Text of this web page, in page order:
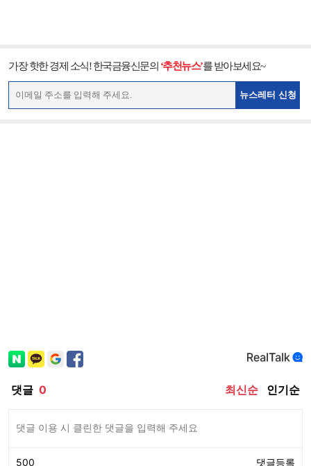
가장 핫한 경제 소식! 한국금융신문의 ‘추천뉴스’를 받아보세요~
뉴스레터 신청